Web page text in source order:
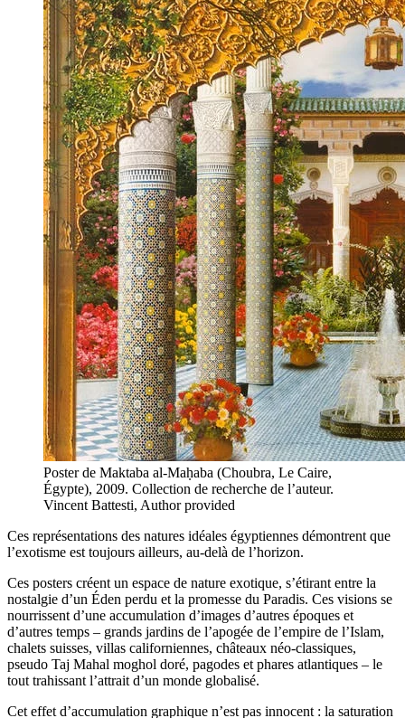
Poster de Maktaba al-Maḥaba (Choubra, Le Caire,
Égypte), 2009. Collection de recherche de l’auteur.
Vincent Battesti, Author provided
Ces représentations des natures idéales égyptiennes démontrent que
l’exotisme est toujours ailleurs, au-delà de l’horizon.
Ces posters créent un espace de nature exotique, s’étirant entre la
nostalgie d’un Éden perdu et la promesse du Paradis. Ces visions se
nourrissent d’une accumulation d’images d’autres époques et
d’autres temps – grands jardins de l’apogée de l’empire de l’Islam,
chalets suisses, villas californiennes, châteaux néo-classiques,
pseudo Taj Mahal moghol doré, pagodes et phares atlantiques – le
tout trahissant l’attrait d’un monde globalisé.
Cet effet d’accumulation graphique n’est pas innocent : la saturation